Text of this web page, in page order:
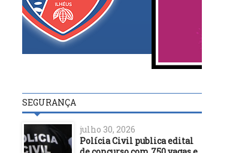
SEGURANÇA
julho 30, 2026
Polícia Civil publica edital